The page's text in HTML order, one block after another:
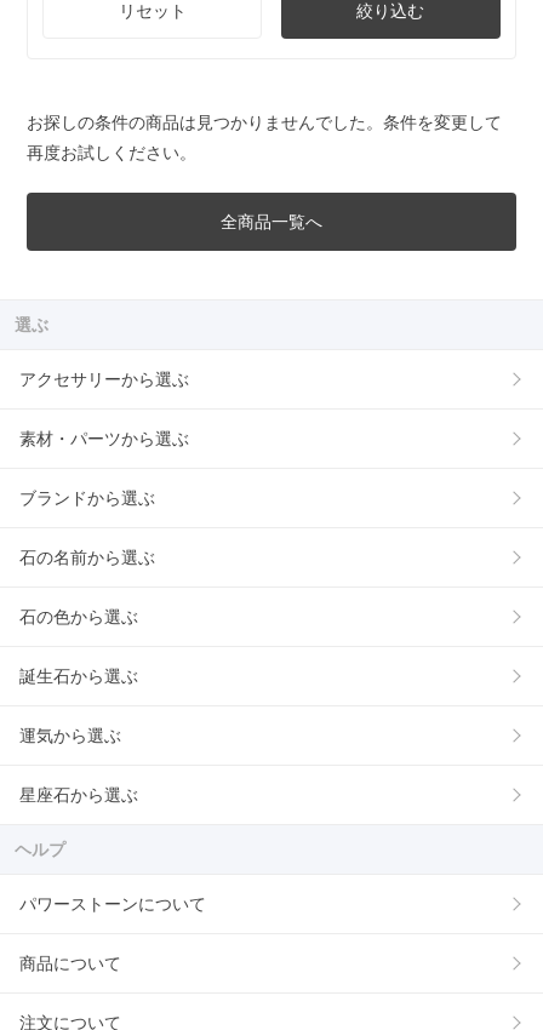
リセット 絞り込む
お探しの条件の商品は見つかりませんでした。条件を変更して
再度お試しください。
全商品一覧へ
選ぶ
アクセサリーから選ぶ
素材・パーツから選ぶ
ブランドから選ぶ
石の名前から選ぶ
石の色から選ぶ
誕生石から選ぶ
運気から選ぶ
星座石から選ぶ
ヘルプ
パワーストーンについて
商品について
注文について